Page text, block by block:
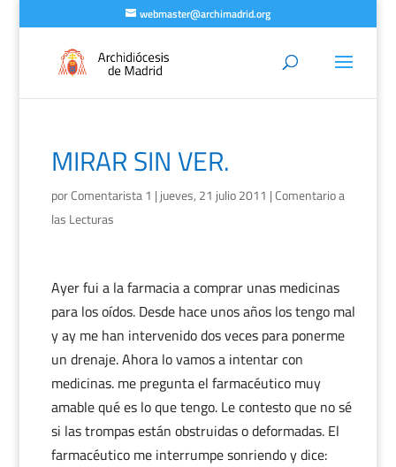
webmaster@archimadrid.org
MIRAR SIN VER.
porComentarista 1 | jueves, 21 julio 2011 |Comentario a
las Lecturas
Ayer fui a la farmacia a comprar unas medicinas
para los oídos. Desde hace unos años los tengo mal
y ay me han intervenido dos veces para ponerme
un drenaje. Ahora lo vamos a intentar con
medicinas. me pregunta el farmacéutico muy
amable qué es lo que tengo. Le contesto que no sé
si las trompas están obstruidas o deformadas. El
farmacéutico me interrumpe sonriendo y dice: